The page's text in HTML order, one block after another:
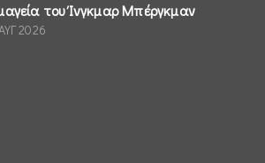
του Ίνγκμαρ Μπέργκμαν
2026